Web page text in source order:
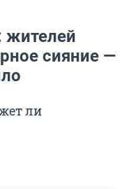
жителей
сияние —
ли